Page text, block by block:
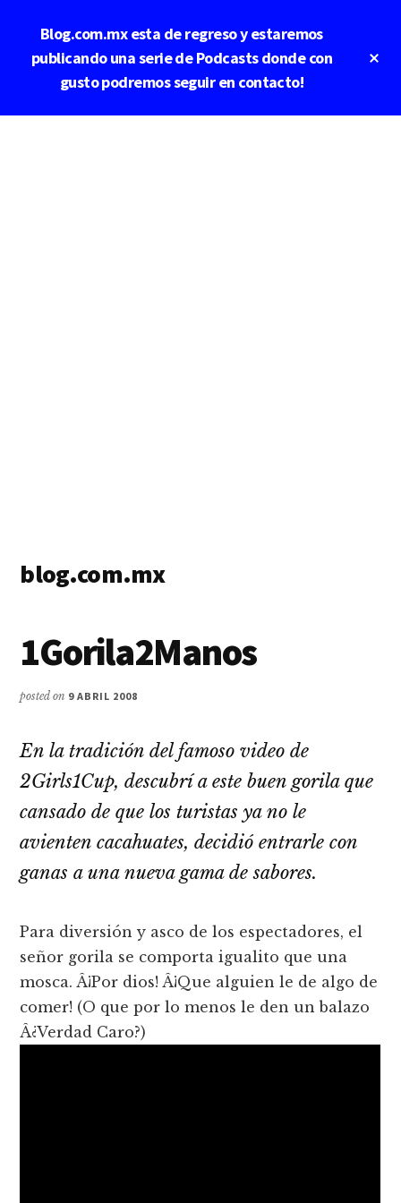
contenido
principal
Blog.com.mx esta de regreso y estaremos
publicando una serie de Podcasts donde con
gusto podremos seguir en contacto!
blog.com.mx
blogs
1Gorila2Manos
posted on 9 ABRIL 2008
En la tradición del famoso video de
2Girls1Cup, descubrí­ a este buen gorila que
cansado de que los turistas ya no le
avienten cacahuates, decidió entrarle con
ganas a una nueva gama de sabores.
Para diversión y asco de los espectadores, el
señor gorila se comporta igualito que una
mosca. Â¡Por dios! Â¡Que alguien le de algo de
comer! (O que por lo menos le den un balazo
Â¿Verdad Caro?)